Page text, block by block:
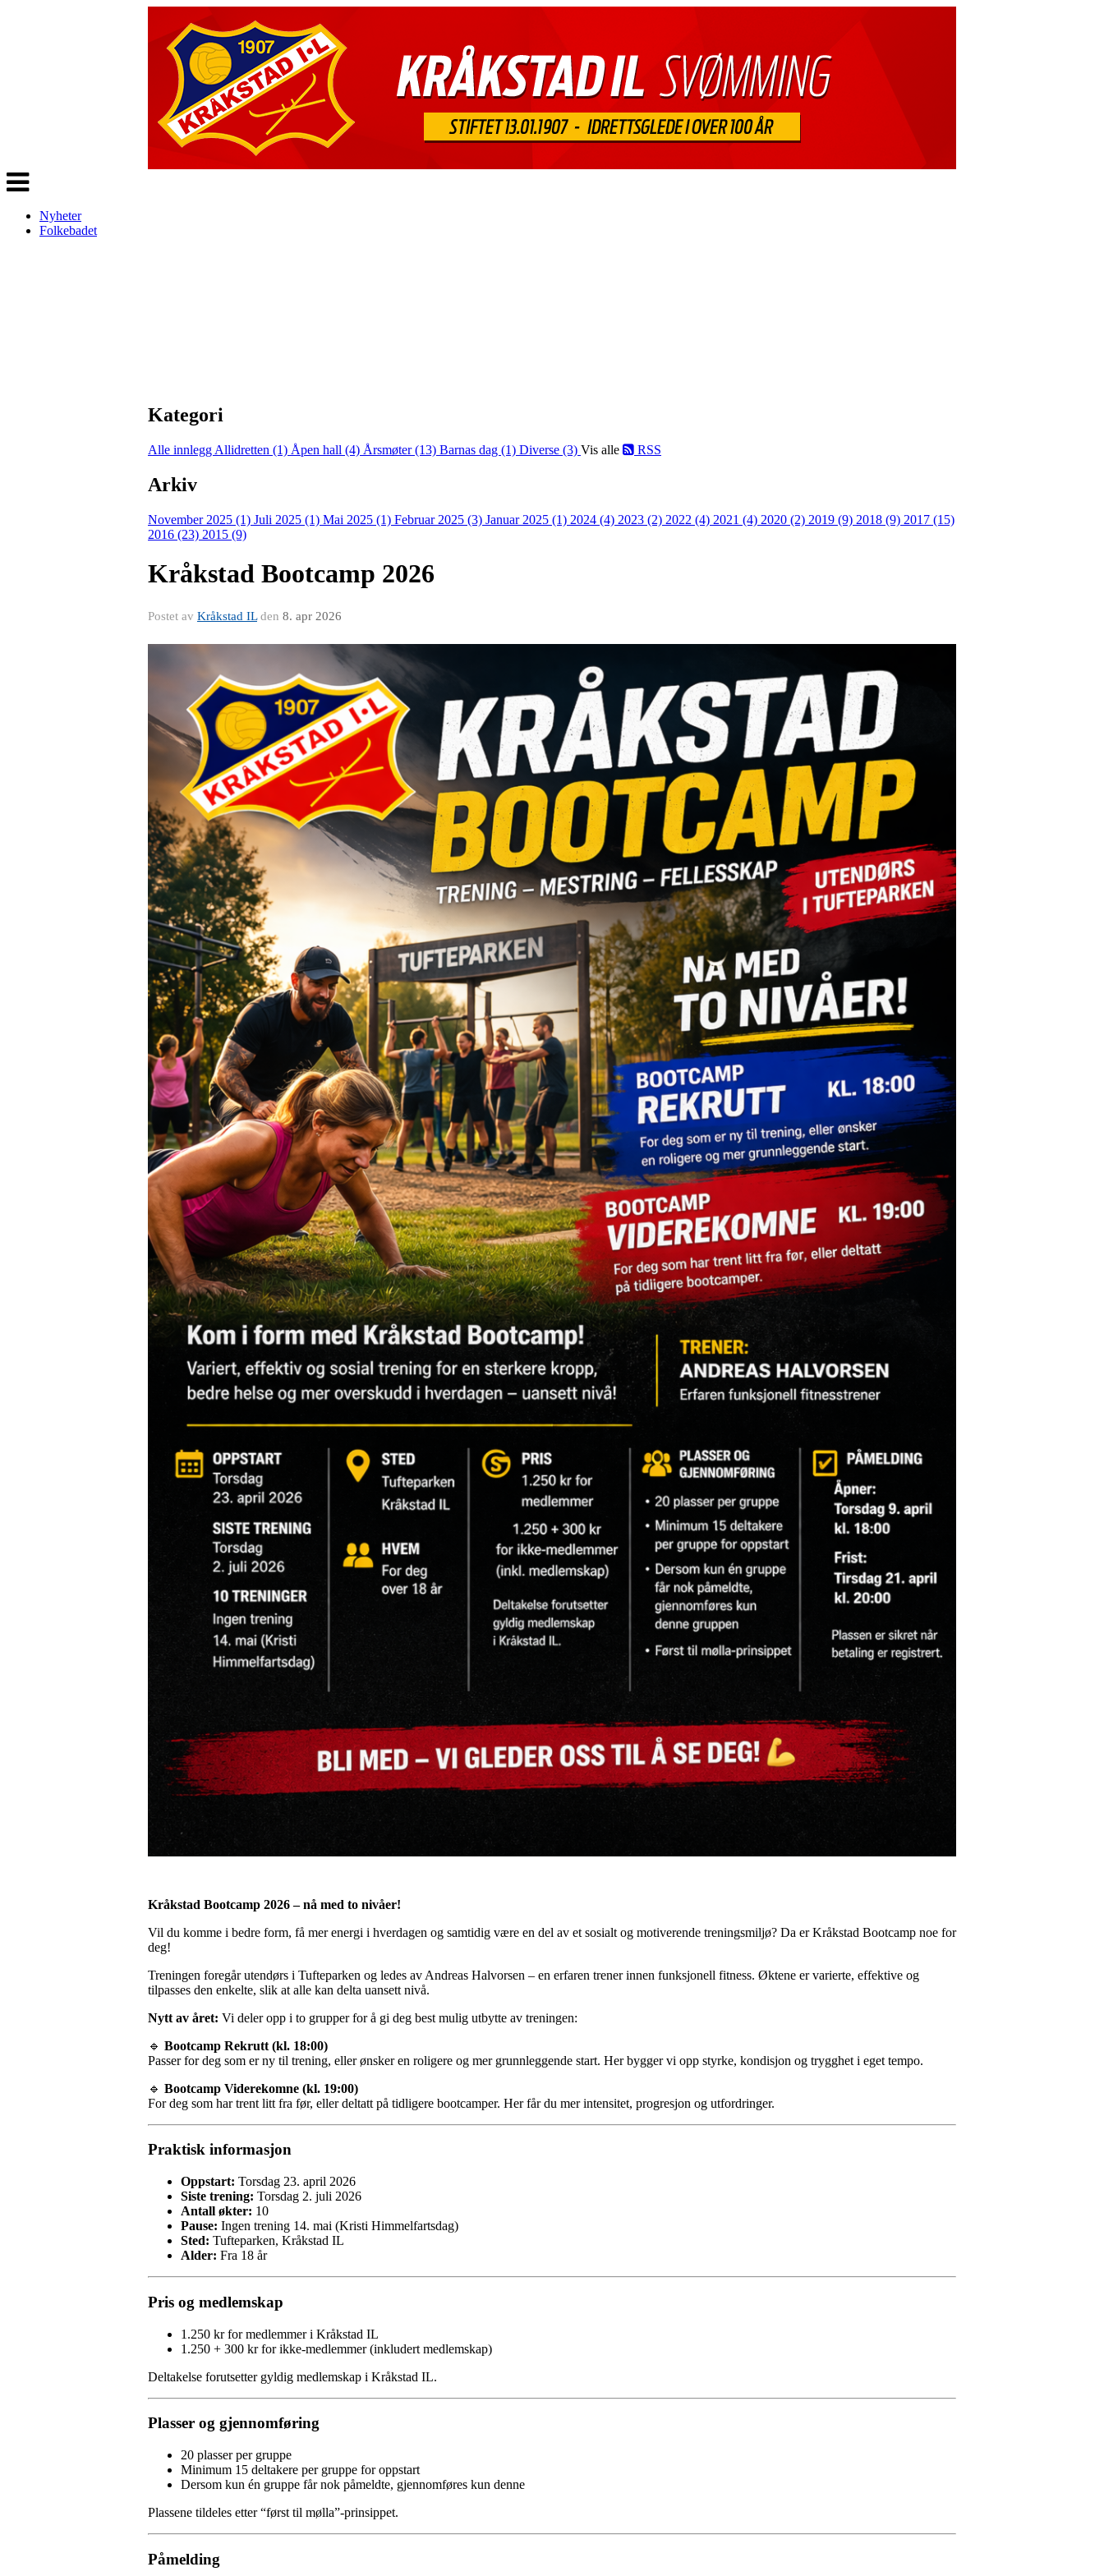
Veksle
navigasjon
Nyheter
Folkebadet
Kategori
Alle innlegg Allidretten (1) Åpen hall (4) Årsmøter (13) Barnas dag (1) Diverse (3) Vis alle RSS
Arkiv
November 2025 (1) Juli 2025 (1) Mai 2025 (1) Februar 2025 (3) Januar 2025 (1) 2024 (4) 2023 (2) 2022 (4) 2021 (4) 2020 (2) 2019 (9) 2018 (9) 2017 (15)
2016 (23) 2015 (9)
Kråkstad Bootcamp 2026
Postet av Kråkstad ILden 8. apr 2026
Kråkstad Bootcamp 2026 – nå med to nivåer!
Vil du komme i bedre form, få mer energi i hverdagen og samtidig være en del av et sosialt og motiverende treningsmiljø? Da er Kråkstad Bootcamp noe for
deg!
Treningen foregår utendørs i Tufteparken og ledes av Andreas Halvorsen – en erfaren trener innen funksjonell fitness. Øktene er varierte, effektive og
tilpasses den enkelte, slik at alle kan delta uansett nivå.
Nytt av året: Vi deler opp i to grupper for å gi deg best mulig utbytte av treningen:
🔹 Bootcamp Rekrutt (kl. 18:00)
Passer for deg som er ny til trening, eller ønsker en roligere og mer grunnleggende start. Her bygger vi opp styrke, kondisjon og trygghet i eget tempo.
🔹 Bootcamp Viderekomne (kl. 19:00)
For deg som har trent litt fra før, eller deltatt på tidligere bootcamper. Her får du mer intensitet, progresjon og utfordringer.
Praktisk informasjon
Oppstart: Torsdag 23. april 2026
Siste trening: Torsdag 2. juli 2026
Antall økter: 10
Pause: Ingen trening 14. mai (Kristi Himmelfartsdag)
Sted: Tufteparken, Kråkstad IL
Alder: Fra 18 år
Pris og medlemskap
1.250 kr for medlemmer i Kråkstad IL
1.250 + 300 kr for ikke-medlemmer (inkludert medlemskap)
Deltakelse forutsetter gyldig medlemskap i Kråkstad IL.
Plasser og gjennomføring
20 plasser per gruppe
Minimum 15 deltakere per gruppe for oppstart
Dersom kun én gruppe får nok påmeldte, gjennomføres kun denne
Plassene tildeles etter “først til mølla”-prinsippet.
Påmelding